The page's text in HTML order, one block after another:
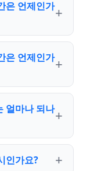
은 언제인가
은 언제인가
얼마나 되나
인가요?